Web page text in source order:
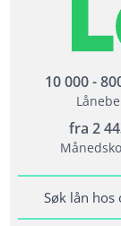
Velg beste
Tilbyr
Opptil 800
Vilkår
Minimum
Krav til
Bet.
10 000 -
fra 2
Søk lån hos